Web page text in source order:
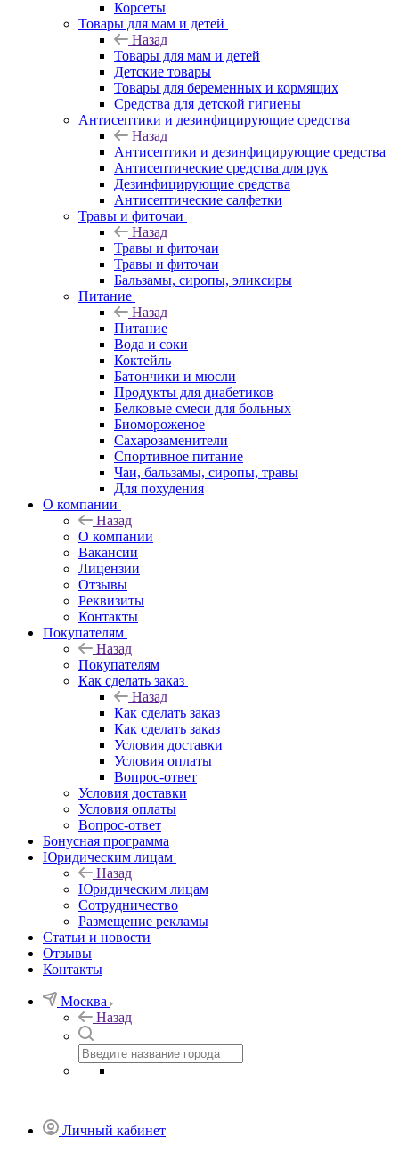
Корсеты
Товары для мам и детей
Назад
Товары для мам и детей
Детские товары
Товары для беременных и кормящих
Средства для детской гигиены
Антисептики и дезинфицирующие средства
Назад
Антисептики и дезинфицирующие средства
Антисептические средства для рук
Дезинфицирующие средства
Антисептические салфетки
Травы и фиточаи
Назад
Травы и фиточаи
Травы и фиточаи
Бальзамы, сиропы, эликсиры
Питание
Назад
Питание
Вода и соки
Коктейль
Батончики и мюсли
Продукты для диабетиков
Белковые смеси для больных
Биомороженое
Сахарозаменители
Спортивное питание
Чаи, бальзамы, сиропы, травы
Для похудения
О компании
Назад
О компании
Вакансии
Лицензии
Отзывы
Реквизиты
Контакты
Покупателям
Назад
Покупателям
Как сделать заказ
Назад
Как сделать заказ
Как сделать заказ
Условия доставки
Условия оплаты
Вопрос-ответ
Условия доставки
Условия оплаты
Вопрос-ответ
Бонусная программа
Юридическим лицам
Назад
Юридическим лицам
Сотрудничество
Размещение рекламы
Статьи и новости
Отзывы
Контакты
Москва
Назад
Личный кабинет